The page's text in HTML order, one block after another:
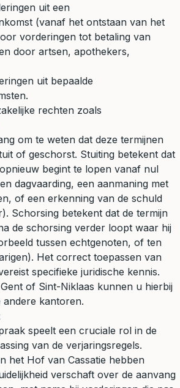
uit een
(vanaf het ontstaan van het
vorderingen tot betaling van
door artsen, apothekers,
uit bepaalde
rechten zoals
om te weten dat deze termijnen
of geschorst. Stuiting betekent dat
begint te lopen vanaf nul
dagvaarding, een aanmaning met
of een erkenning van de schuld
Schorsing betekent dat de termijn
de schorsing verder loopt waar hij
tussen echtgenoten, of ten
Het correct toepassen van
specifieke juridische kennis.
of Sint-Niklaas kunnen u hierbij
kantoren.
speelt een cruciale rol in de
van de verjaringsregels.
het Hof van Cassatie hebben
verschaft over de aanvang